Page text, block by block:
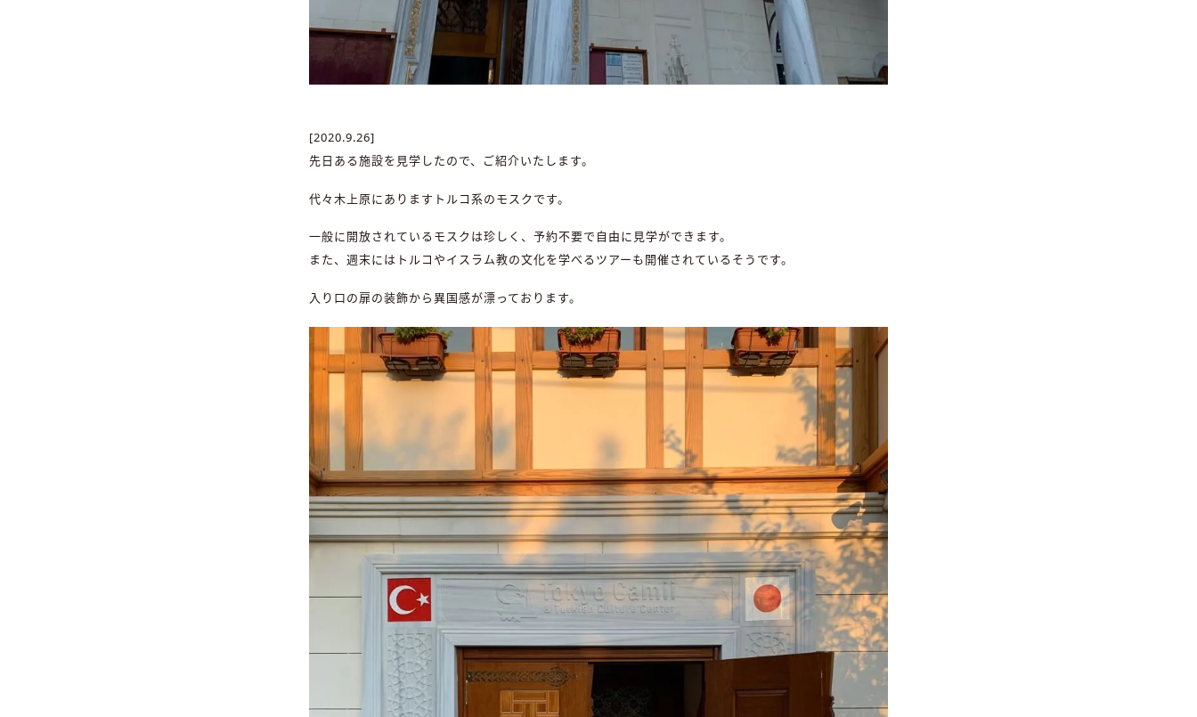
[2020.9.26]
先日ある施設を見学したので、ご紹介いたします。
代々木上原にありますトルコ系のモスクです。
一般に開放されているモスクは珍しく、予約不要で自由に見学ができます。
また、週末にはトルコやイスラム教の文化を学べるツアーも開催されているそうです。
入り口の扉の装飾から異国感が漂っております。